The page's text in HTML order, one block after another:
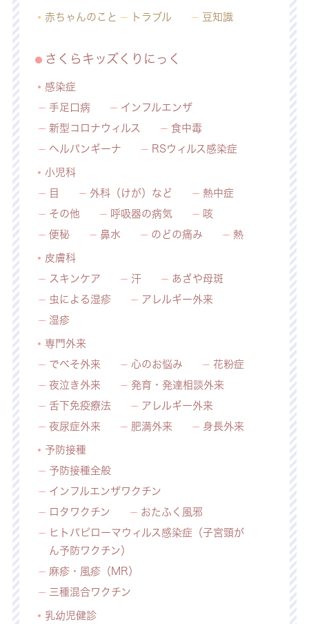
赤ちゃんのこと トラブル 豆知識
さくらキッズくりにっく
感染症
手足口病
インフルエンザ
新型コロナウィルス
食中毒
ヘルパンギーナ
RSウィルス感染症
小児科
目
外科（けが）など
熱中症
その他
呼吸器の病気
咳
便秘
鼻水 のどの痛み 熱
皮膚科
スキンケア
汗
あざや母斑
虫による湿疹
アレルギー外来
湿疹
専門外来
でべそ外来
心のお悩み
花粉症
夜泣き外来
発育・発達相談外来
舌下免疫療法
アレルギー外来
夜尿症外来
肥満外来 身長外来
予防接種
予防接種全般
インフルエンザワクチン
ロタワクチン
おたふく風邪
ヒトパピローマウィルス感染症（子宮頸が
ん予防ワクチン）
麻疹・風疹（MR）
三種混合ワクチン
乳幼児健診